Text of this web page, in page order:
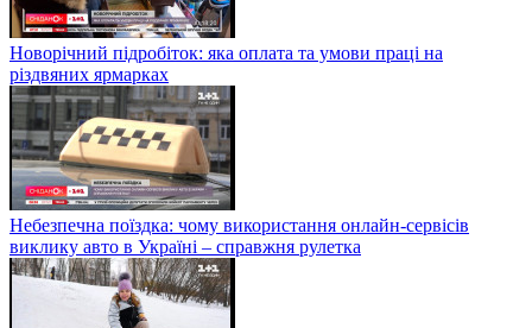
Новорічний підробіток: яка оплата та умови праці на
різдвяних ярмарках
Небезпечна поїздка: чому використання онлайн-сервісів
виклику авто в Україні – справжня рулетка